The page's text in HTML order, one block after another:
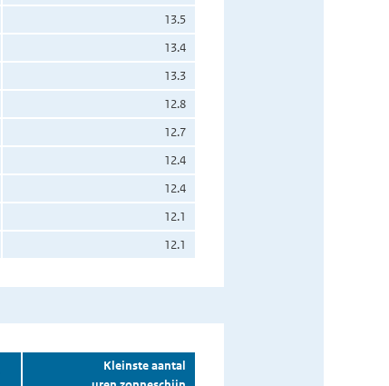
13.5
13.4
13.3
12.8
12.7
12.4
12.4
12.1
12.1
Kleinste aantal